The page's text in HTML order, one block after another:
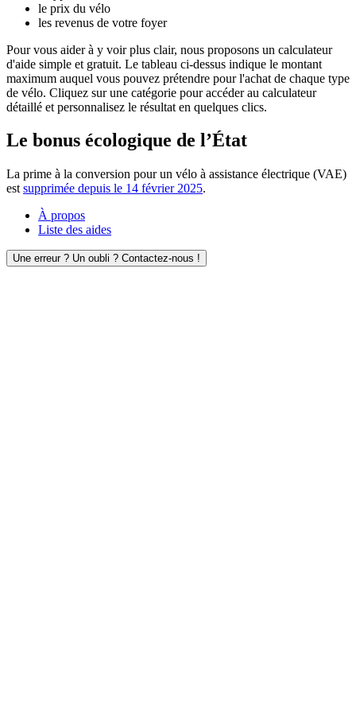
le prix du vélo
les revenus de votre foyer
Pour vous aider à y voir plus clair, nous proposons un calculateur
d'aide simple et gratuit. Le tableau ci-dessus indique le montant
maximum auquel vous pouvez prétendre pour l'achat de chaque type
de vélo. Cliquez sur une catégorie pour accéder au calculateur
détaillé et personnalisez le résultat en quelques clics.
Le bonus écologique de l’État
La prime à la conversion pour un vélo à assistance électrique (VAE)
est supprimée depuis le 14 février 2025.
À propos
Liste des aides
Une erreur ? Un oubli ? Contactez-nous !